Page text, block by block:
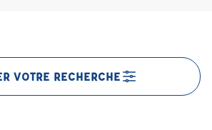
VOTRE RECHERCHE